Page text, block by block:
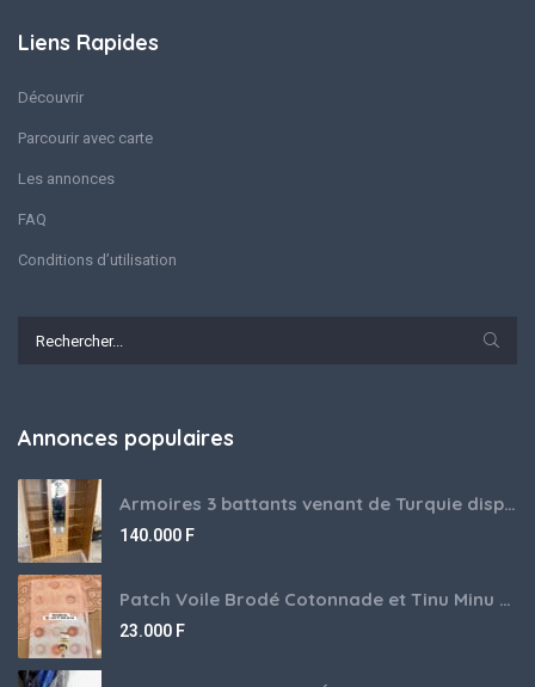
Liens Rapides
Découvrir
Parcourir avec carte
Les annonces
FAQ
Conditions d’utilisation
Annonces populaires
Armoires 3 battants venant de Turquie disponibles
140.000 F
Patch Voile Brodé Cotonnade et Tinu Minu de l’Inde ???????? ????
23.000 F